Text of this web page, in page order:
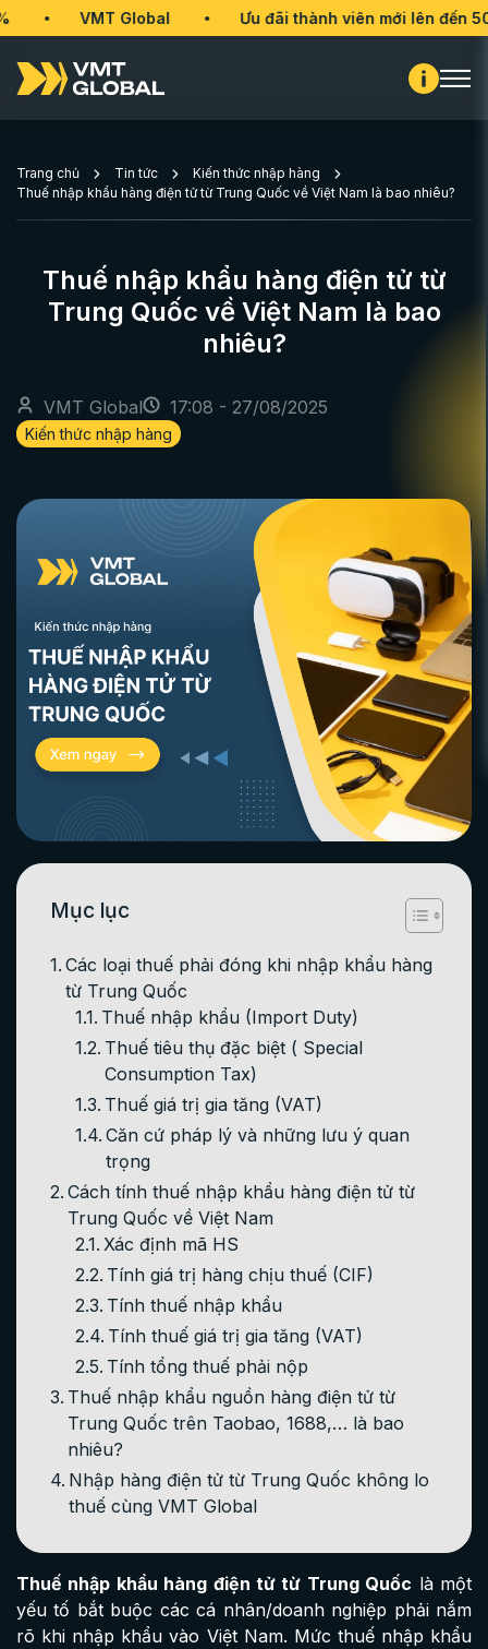
VMT Global Ưu đãi thành viên mới lên đến 50%
Trang chủ Tin tức
Kiến thức nhập hàng
Thuế nhập khẩu hàng điện tử từ Trung Quốc về Việt Nam là bao nhiêu?
Thuế nhập khẩu hàng điện tử từ
Trung Quốc về Việt Nam là bao
nhiêu?
VMT Global 17:08 - 27/08/2025
Kiến thức nhập hàng
Mục lục
Các loại thuế phải đóng khi nhập khẩu hàng
từ Trung Quốc
Thuế nhập khẩu (Import Duty)
Thuế tiêu thụ đặc biệt ( Special
Consumption Tax)
Thuế giá trị gia tăng (VAT)
Căn cứ pháp lý và những lưu ý quan
trọng
Cách tính thuế nhập khẩu hàng điện tử từ
Trung Quốc về Việt Nam
Xác định mã HS
Tính giá trị hàng chịu thuế (CIF)
Tính thuế nhập khẩu
Tính thuế giá trị gia tăng (VAT)
Tính tổng thuế phải nộp
Thuế nhập khẩu nguồn hàng điện tử từ
Trung Quốc trên Taobao, 1688,… là bao
nhiêu?
Nhập hàng điện tử từ Trung Quốc không lo
thuế cùng VMT Global
Thuế nhập khẩu hàng điện tử từ Trung Quốc là một
yếu tố bắt buộc các cá nhân/doanh nghiệp phải nắm
rõ khi nhập khẩu vào Việt Nam. Mức thuế nhập khẩu